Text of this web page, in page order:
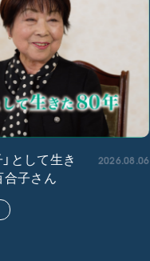
」として生き
合子さん
2026.08.06